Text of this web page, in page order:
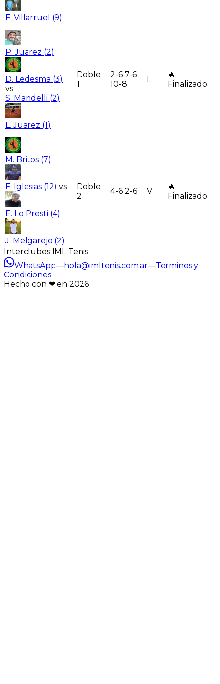
F. Villarruel (9)
P. Juarez (2)
D. Ledesma (3)
vs
S. Mandelli (2)
L. Juarez (1)
Doble
1
2-6 7-6
10-8
L
🔥
Finalizado
M. Britos (7)
F. Iglesias (12) vs
E. Lo Presti (4)
J. Melgarejo (2)
Doble
2
4-6 2-6 V
🔥
Finalizado
Interclubes IML Tenis
WhatsApp—hola@imltenis.com.ar—Terminos y
Condiciones
Hecho con ❤︎ en 2026